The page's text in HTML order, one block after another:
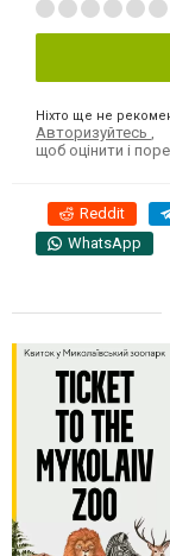
Ніхто ще не
Авторизуйтесь
щоб оцінити і
Reddit
WhatsApp